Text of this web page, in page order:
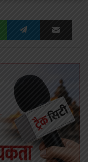
WhatsAppTelegram Share via Email